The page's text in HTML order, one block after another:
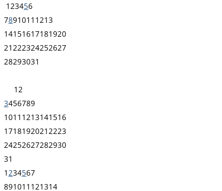
1 23456
7891011 1213
14151617181920
21 222324252627
28293031
1 2
3456789
1011 1213141516
1718192021 2223
24252627282930
31
1 234567
891011 121314